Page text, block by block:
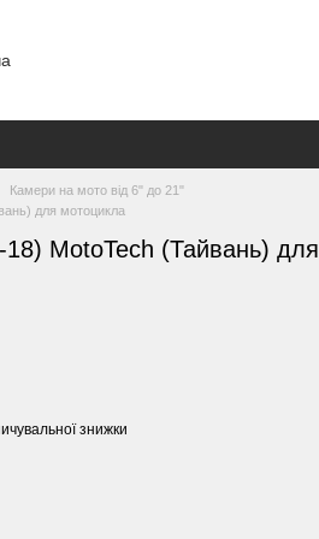
Камери на мото від 6" до 21"
для мотоцикла
MotoTech (Тайвань) для
знижки